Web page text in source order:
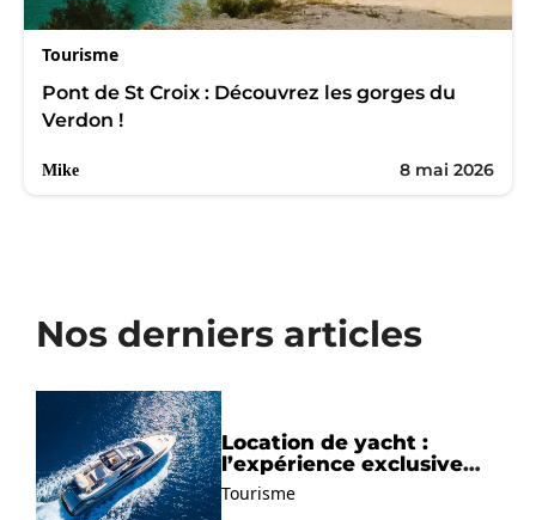
Tourisme
Pont de St Croix : Découvrez les gorges du
Verdon !
Mike 8 mai 2026
Nos derniers articles
Location de yacht :
l’expérience exclusive
pour découvrir la
Méditerranée autrement
Tourisme